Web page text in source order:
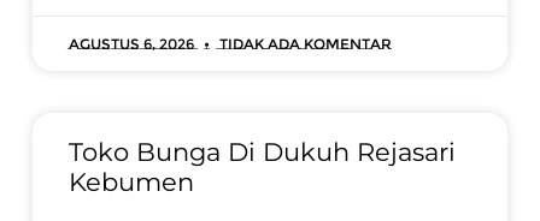
Agustus 6, 2026 Tidak ada komentar
Toko Bunga Di Dukuh Rejasari
Kebumen